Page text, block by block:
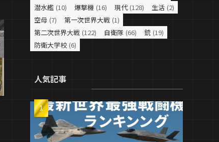
潜水艦 (10) 爆撃機 (16) 現代 (128) 生活 (2)
空母 (7) 第一次世界大戦 (1)
第二次世界大戦 (122) 自衛隊 (66) 銃 (19)
防衛大学校 (6)
人気記事